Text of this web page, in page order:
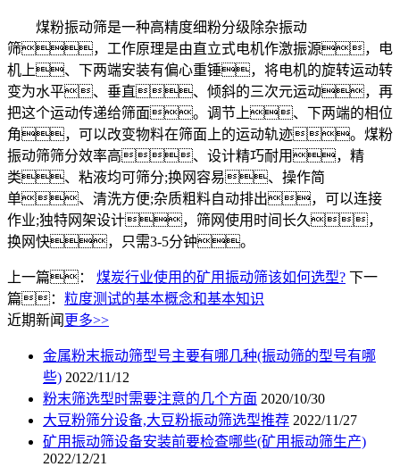
煤粉振动筛是一种高精度细粉分级除杂振动
筛，工作原理是由直立式电机作激振源，电
机上、下两端安装有偏心重锤，将电机的旋转运动转
变为水平、垂直、倾斜的三次元运动，再
把这个运动传递给筛面。调节上、下两端的相位
角，可以改变物料在筛面上的运动轨迹。煤粉
振动筛筛分效率高、设计精巧耐用，精
类、粘液均可筛分;换网容易、操作简
单、清洗方便;杂质粗料自动排出，可以连接
作业;独特网架设计，筛网使用时间长久，
换网快，只需3-5分钟。
上一篇： 煤炭行业使用的矿用振动筛该如何选型? 下一
篇： 粒度测试的基本概念和基本知识
近期新闻 更多>>
金属粉末振动筛型号主要有哪几种(振动筛的型号有哪
些) 2022/11/12
粉末筛选型时需要注意的几个方面 2020/10/30
大豆粉筛分设备,大豆粉振动筛选型推荐 2022/11/27
矿用振动筛设备安装前要检查哪些(矿用振动筛生产)
2022/12/21